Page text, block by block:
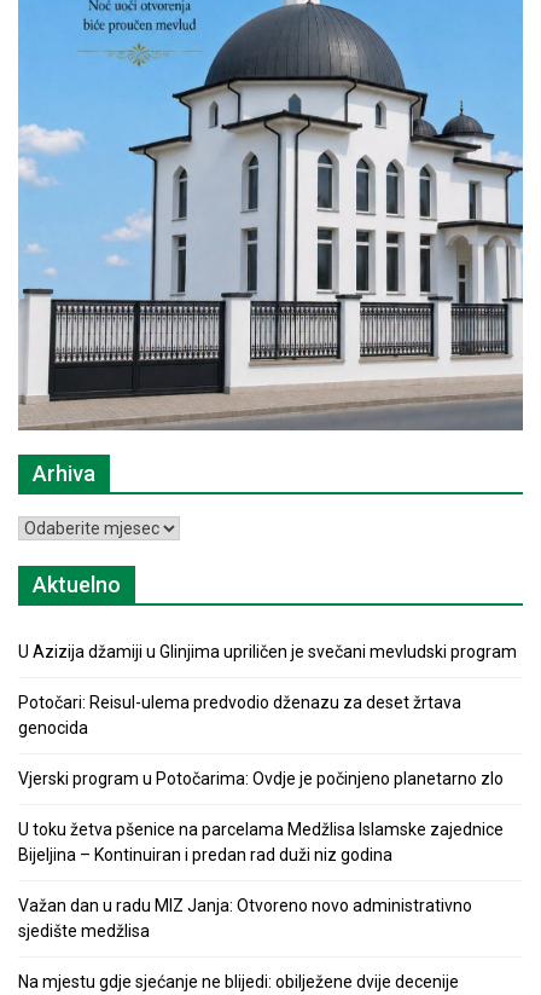
Arhiva
Arhiva
Aktuelno
U Azizija džamiji u Glinjima upriličen je svečani mevludski program
Potočari: Reisul-ulema predvodio dženazu za deset žrtava
genocida
Vjerski program u Potočarima: Ovdje je počinjeno planetarno zlo
U toku žetva pšenice na parcelama Medžlisa Islamske zajednice
Bijeljina – Kontinuiran i predan rad duži niz godina
Važan dan u radu MIZ Janja: Otvoreno novo administrativno
sjedište medžlisa
Na mjestu gdje sjećanje ne blijedi: obilježene dvije decenije